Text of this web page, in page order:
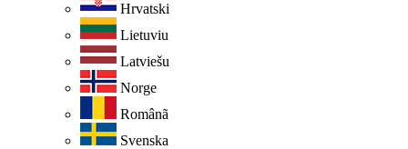
Hrvatski
Lietuviu
Latviešu
Norge
Românã
Svenska